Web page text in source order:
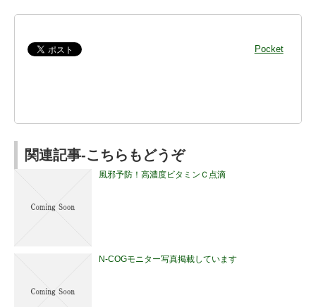
Pocket
関連記事-こちらもどうぞ
風邪予防！高濃度ビタミンＣ点滴
N-COGモニター写真掲載しています